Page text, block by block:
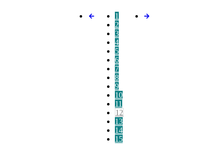
1
2
3
4
5
6
7
8
9
10
11
12
13
14
15